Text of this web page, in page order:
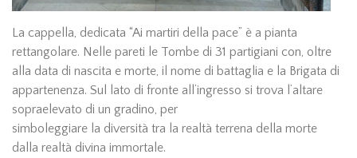
La cappella, dedicata “Ai martiri della pace” è a pianta
rettangolare. Nelle pareti le Tombe di 31 partigiani con, oltre
alla data di nascita e morte, il nome di battaglia e la Brigata di
appartenenza. Sul lato di fronte all’ingresso si trova l’altare
sopraelevato di un gradino, per
simboleggiare la diversità tra la realtà terrena della morte
dalla realtà divina immortale.